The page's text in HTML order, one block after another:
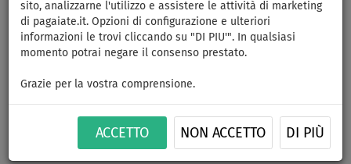
sito, analizzarne l'utilizzo e assistere le attività di marketing
di pagaiate.it. Opzioni di configurazione e ulteriori
informazioni le trovi cliccando su "DI PIU'". In qualsiasi
momento potrai negare il consenso prestato.
Grazie per la vostra comprensione.
ACCETTO NON ACCETTO DI PIÙ
Gommone GLADIATOR
CLASSIC B330AD light dark
grey - gommone gonfiabile
con pavimento in drop-stitch
- set: con motore elettrico